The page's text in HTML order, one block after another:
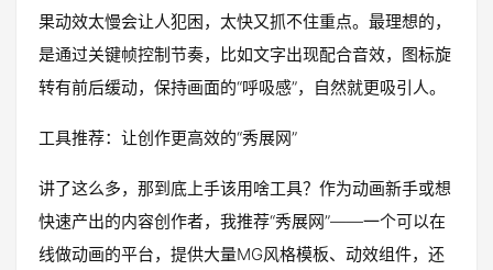
果动效太慢会让人犯困，太快又抓不住重点。最理想的，
是通过关键帧控制节奏，比如文字出现配合音效，图标旋
转有前后缓动，保持画面的“呼吸感”，自然就更吸引人。
工具推荐：让创作更高效的“秀展网”
讲了这么多，那到底上手该用啥工具？作为动画新手或想
快速产出的内容创作者，我推荐“秀展网”——一个可以在
线做动画的平台，提供大量MG风格模板、动效组件，还